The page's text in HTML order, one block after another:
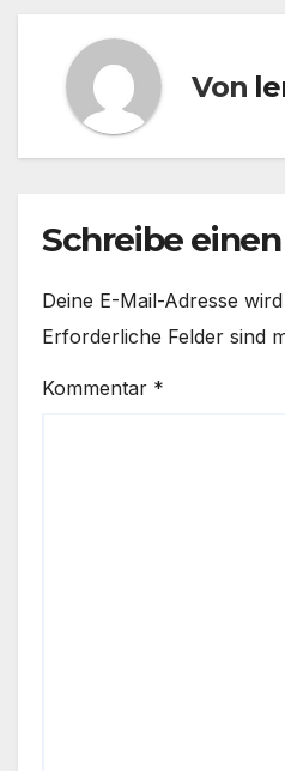
Von
Schreibe
Deine E-Mail-Adresse
Erforderliche Felder sind
Kommentar *